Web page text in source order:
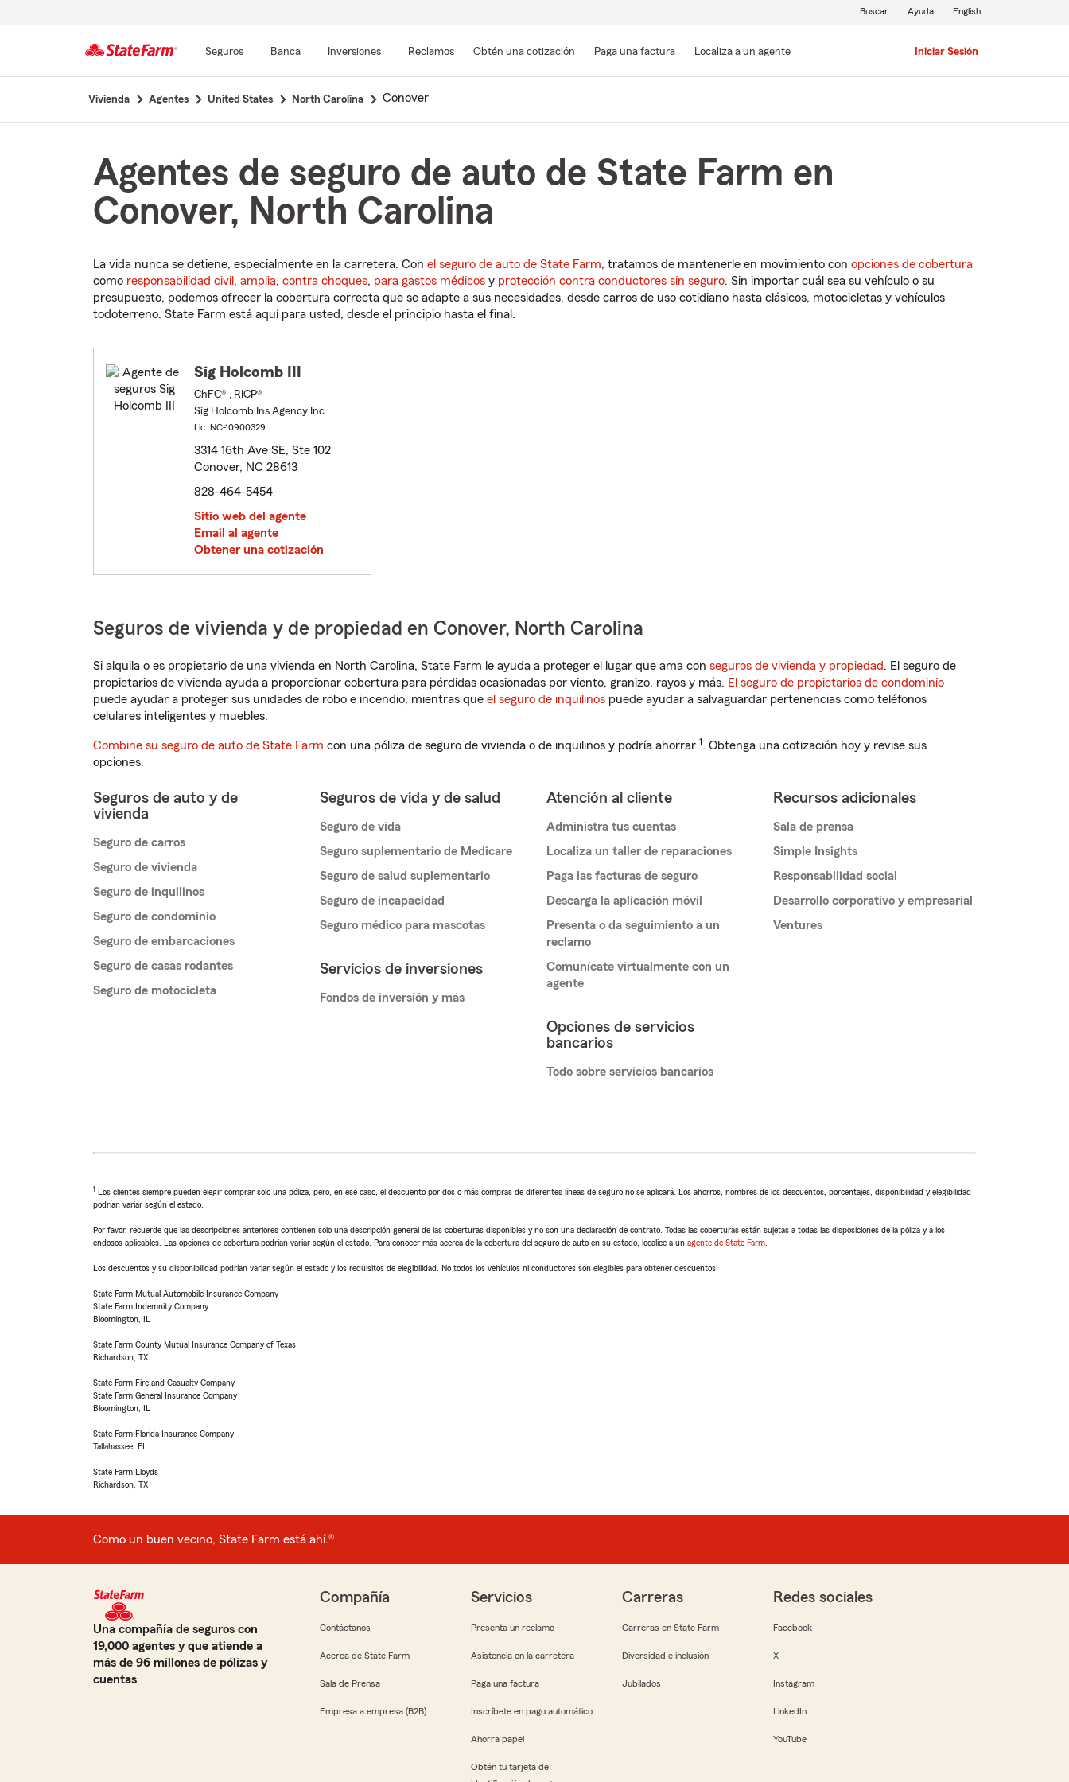
contenido
Seguros Banca Inversiones Reclamos Obtén una cotización Paga una factura Localiza a un agente Iniciar Sesión
Buscar Ayuda English
Vivienda Agentes United States North Carolina Conover
Agentes de seguro de auto de State Farm en
Conover, North Carolina
La vida nunca se detiene, especialmente en la carretera. Con el seguro de auto de State Farm, tratamos de mantenerle en movimiento con opciones de cobertura
como responsabilidad civil , amplia, contra choques, para gastos médicos y protección contra conductores sin seguro. Sin importar cuál sea su vehículo o su
presupuesto, podemos ofrecer la cobertura correcta que se adapte a sus necesidades, desde carros de uso cotidiano hasta clásicos, motocicletas y vehículos
todoterreno. State Farm está aquí para usted, desde el principio hasta el final.
Sig Holcomb III
ChFC® , RICP®
Sig Holcomb Ins Agency Inc
Lic: NC-10900329
3314 16th Ave SE, Ste 102
Conover, NC 28613
828-464-5454
Sitio web del agente
Email al agente
Obtener una cotización
Seguros de vivienda y de propiedad en Conover, North Carolina
Si alquila o es propietario de una vivienda en North Carolina, State Farm le ayuda a proteger el lugar que ama con seguros de vivienda y propiedad. El seguro de
propietarios de vivienda ayuda a proporcionar cobertura para pérdidas ocasionadas por viento, granizo, rayos y más. El seguro de propietarios de condominio
puede ayudar a proteger sus unidades de robo e incendio, mientras que el seguro de inquilinos puede ayudar a salvaguardar pertenencias como teléfonos
celulares inteligentes y muebles.
Combine su seguro de auto de State Farm con una póliza de seguro de vivienda o de inquilinos y podría ahorrar 1. Obtenga una cotización hoy y revise sus
opciones.
Seguros de auto y de
vivienda
Seguro de carros
Seguro de vivienda
Seguro de inquilinos
Seguro de condominio
Seguro de embarcaciones
Seguro de casas rodantes
Seguro de motocicleta
Seguros de vida y de salud
Seguro de vida
Seguro suplementario de Medicare
Seguro de salud suplementario
Seguro de incapacidad
Seguro médico para mascotas
Servicios de inversiones
Fondos de inversión y más
Atención al cliente
Administra tus cuentas
Localiza un taller de reparaciones
Paga las facturas de seguro
Descarga la aplicación móvil
Presenta o da seguimiento a un
reclamo
Comunícate virtualmente con un
agente
Opciones de servicios
bancarios
Todo sobre servicios bancarios
Recursos adicionales
Sala de prensa
Simple Insights
Responsabilidad social
Desarrollo corporativo y empresarial
Ventures
1 Los clientes siempre pueden elegir comprar solo una póliza, pero, en ese caso, el descuento por dos o más compras de diferentes líneas de seguro no se aplicará. Los ahorros, nombres de los descuentos, porcentajes, disponibilidad y elegibilidad
podrían variar según el estado.
Por favor, recuerde que las descripciones anteriores contienen solo una descripción general de las coberturas disponibles y no son una declaración de contrato. Todas las coberturas están sujetas a todas las disposiciones de la póliza y a los
endosos aplicables. Las opciones de cobertura podrían variar según el estado. Para conocer más acerca de la cobertura del seguro de auto en su estado, localice a un agente de State Farm
Los descuentos y su disponibilidad podrían variar según el estado y los requisitos de elegibilidad. No todos los vehículos ni conductores son elegibles para obtener descuentos.
State Farm Mutual Automobile Insurance Company
State Farm Indemnity Company
Bloomington, IL
State Farm County Mutual Insurance Company of Texas
Richardson, TX
State Farm Fire and Casualty Company
State Farm General Insurance Company
Bloomington, IL
State Farm Florida Insurance Company
Tallahassee, FL
State Farm Lloyds
Richardson, TX
Como un buen vecino, State Farm está ahí.®
Una compañía de seguros con
19,000 agentes y que atiende a
más de 96 millones de pólizas y
cuentas
Compañía
Contáctanos
Acerca de State Farm
Sala de Prensa
Empresa a empresa (B2B)
Servicios
Presenta un reclamo
Asistencia en la carretera
Paga una factura
Inscríbete en pago automático
Ahorra papel
Obtén tu tarjeta de
Carreras
Carreras en State Farm
Diversidad e inclusión
Jubilados
Redes sociales
Facebook
X
Instagram
LinkedIn
YouTube